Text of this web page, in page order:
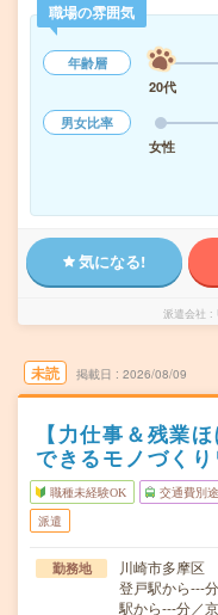
職場の雰囲気
年齢層
20代
男女比率
女性
気になる!
派遣会社
未読 掲載日 2026/08/09
【力仕事＆残業
できるモノづくり
職種未経験OK 交通費別
派遣
勤務地
川崎市多摩区
登戸駅から---
駅から---分／